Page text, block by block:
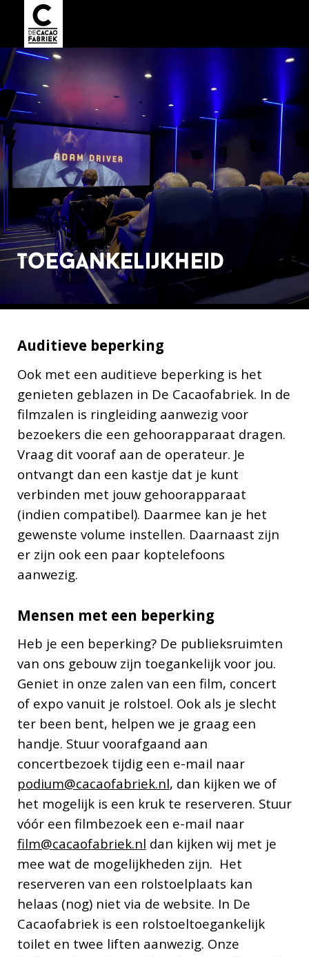
toegankelijkheid
Auditieve beperking
Ook met een auditieve beperking is het
genieten geblazen in De Cacaofabriek. In de
filmzalen is ringleiding aanwezig voor
bezoekers die een gehoorapparaat dragen.
Vraag dit vooraf aan de operateur. Je
ontvangt dan een kastje dat je kunt
verbinden met jouw gehoorapparaat
(indien compatibel). Daarmee kan je het
gewenste volume instellen. Daarnaast zijn
er zijn ook een paar koptelefoons
aanwezig.
Mensen met een beperking
Heb je een beperking? De publieksruimten
van ons gebouw zijn toegankelijk voor jou.
Geniet in onze zalen van een film, concert
of expo vanuit je rolstoel. Ook als je slecht
ter been bent, helpen we je graag een
handje. Stuur voorafgaand aan
concertbezoek tijdig een e-mail naar
podium@cacaofabriek.nl, dan kijken we of
het mogelijk is een kruk te reserveren. Stuur
vóór een filmbezoek een e-mail naar
film@cacaofabriek.nl dan kijken wij met je
mee wat de mogelijkheden zijn. Het
reserveren van een rolstoelplaats kan
helaas (nog) niet via de website. In De
Cacaofabriek is een rolstoeltoegankelijk
toilet en twee liften aanwezig. Onze